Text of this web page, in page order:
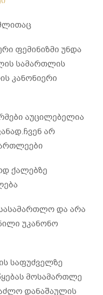
ფემინიზმი უნდა
სამართლის
კანონიერი
აუცილებელია
არ
ქალებზე
და არა
უკანონო
საფუძველზე
მოსამართლე
დანაშაულის